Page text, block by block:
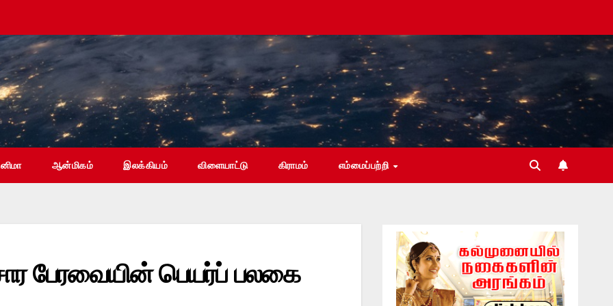
ஆன்மிகம் இலக்கியம் விளையாட்டு கிராமம் எம்மைப்பற்றி
பேரவையின் பெயர்ப் பலகை